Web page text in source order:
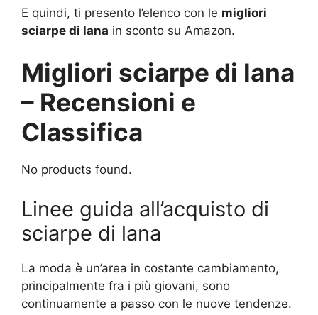
E quindi, ti presento l’elenco con le migliori
sciarpe di lana in sconto su Amazon.
Migliori sciarpe di lana
– Recensioni e
Classifica
No products found.
Linee guida all’acquisto di
sciarpe di lana
La moda è un’area in costante cambiamento,
principalmente fra i più giovani, sono
continuamente a passo con le nuove tendenze.